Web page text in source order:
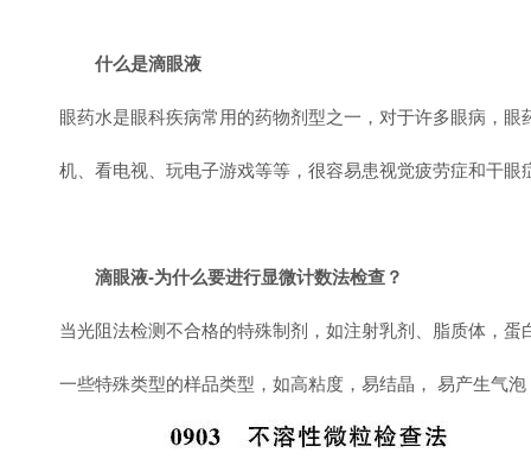
什么是滴眼液
眼药水是眼科疾病常用的药物剂型之一，对于许多眼病，
机、看电视、玩电子游戏等等，很容易患视觉疲劳症和干眼
滴眼液-为什么要进行显微计数法检查？
当光阻法检测不合格的特殊制剂，如注射乳剂、脂质体，
一些特殊类型的样品类型，如高粘度，易结晶， 易产生气